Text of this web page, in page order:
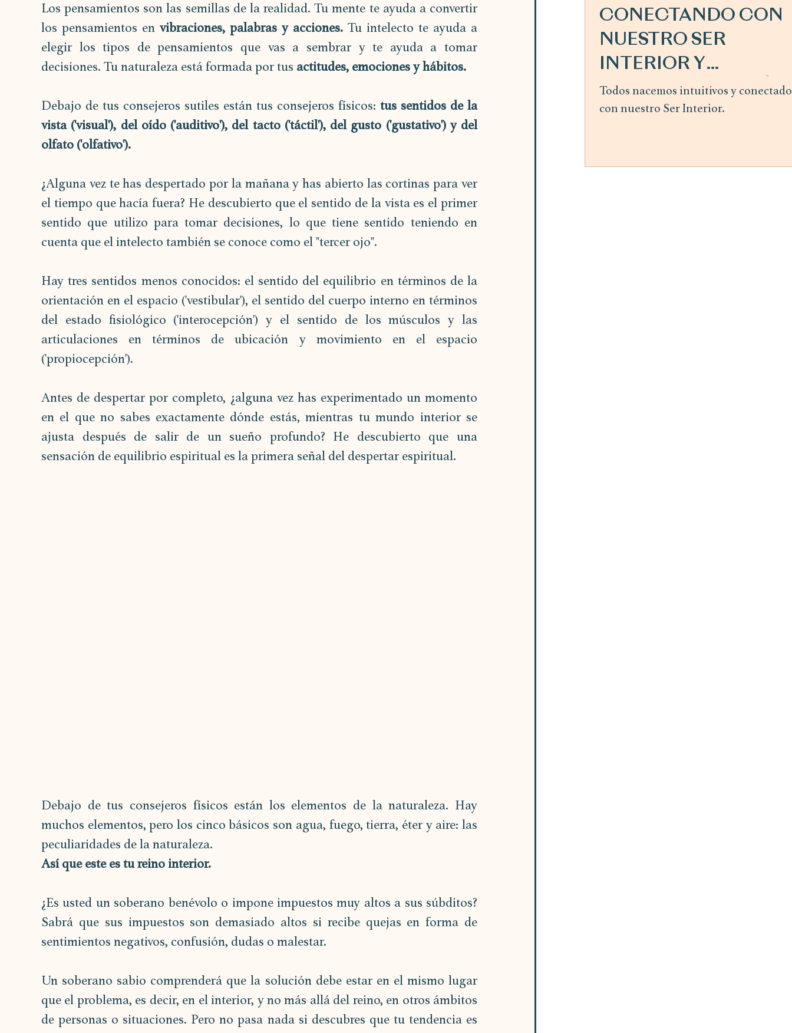
Los pensamientos son las semillas de la realidad. Tu mente te ayuda a convertir
los pensamientos en vibraciones, palabras y acciones. Tu intelecto te ayuda a
elegir los tipos de pensamientos que vas a sembrar y te ayuda a tomar
decisiones. Tu naturaleza está formada por tus actitudes, emociones y hábitos.
Debajo de tus consejeros sutiles están tus consejeros físicos: tus sentidos de la
vista ('visual'), del oído ('auditivo'), del tacto ('táctil'), del gusto ('gustativo') y del
olfato ('olfativo').
¿Alguna vez te has despertado por la mañana y has abierto las cortinas para ver
el tiempo que hacía fuera? He descubierto que el sentido de la vista es el primer
sentido que utilizo para tomar decisiones, lo que tiene sentido teniendo en
cuenta que el intelecto también se conoce como el "tercer ojo".
Hay tres sentidos menos conocidos: el sentido del equilibrio en términos de la
orientación en el espacio ('vestibular'), el sentido del cuerpo interno en términos
del estado fisiológico ('interocepción') y el sentido de los músculos y las
articulaciones en términos de ubicación y movimiento en el espacio
('propiocepción').
Antes de despertar por completo, ¿alguna vez has experimentado un momento
en el que no sabes exactamente dónde estás, mientras tu mundo interior se
ajusta después de salir de un sueño profundo? He descubierto que una
sensación de equilibrio espiritual es la primera señal del despertar espiritual.
Debajo de tus consejeros físicos están los elementos de la naturaleza. Hay
muchos elementos, pero los cinco básicos son agua, fuego, tierra, éter y aire: las
peculiaridades de la naturaleza.
Así que este es tu reino interior.
¿Es usted un soberano benévolo o impone impuestos muy altos a sus súbditos?
Sabrá que sus impuestos son demasiado altos si recibe quejas en forma de
sentimientos negativos, confusión, dudas o malestar.
Un soberano sabio comprenderá que la solución debe estar en el mismo lugar
que el problema, es decir, en el interior, y no más allá del reino, en otros ámbitos
de personas o situaciones. Pero no pasa nada si descubres que tu tendencia es
CONECTANDO CON
NUESTRO SER
INTERIOR Y
SIGUIENDO LA GUÍA
INTERIOR ~ mes de
Todos nacemos intuitivos y
con nuestro Ser Interior.